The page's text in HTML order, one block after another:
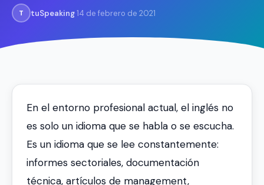
T tuSpeaking·14 de febrero de 2021
En el entorno profesional actual, el inglés no
es solo un idioma que se habla o se escucha.
Es un idioma que se lee constantemente:
informes sectoriales, documentación
técnica, artículos de management,